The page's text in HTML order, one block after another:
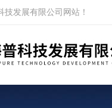
发展有限公司网站！